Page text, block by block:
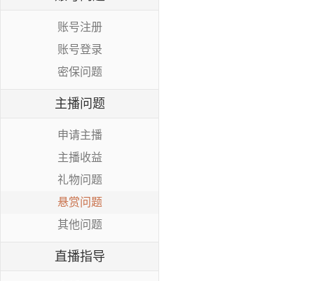
账号注册
账号登录
密保问题
主播问题
申请主播
主播收益
礼物问题
悬赏问题
其他问题
直播指导